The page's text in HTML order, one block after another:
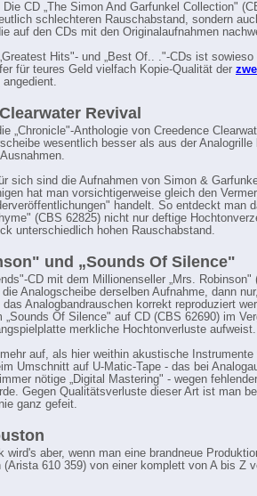
Die CD „The Simon And Garfunkel Collection"
schlechteren Rauschabstand, sondern
auf den CDs mit den Originalaufnahmen
Hits"- und „Best Of.. ."-CDs ist
für teures Geld vielfach Kopie-Qualität der
angedient.
Revival
„Chronicle"-Anthologie von Creedence
wesentlich besser als aus der Analogrille
sich sind die Aufnahmen von Simon &
hat man vorsichtigerweise gleich den
handelt. So entdeckt man
(CBS 62825) nicht nur deftige
unterschiedlich hohen Rauschabstand.
und „Sounds Of Silence"
CD mit dem Millionenseller „Mrs.
Analogscheibe derselben Aufnahme, dann
das Analogbandrauschen korrekt reproduziert
„Sounds Of Silence" auf CD (CBS 62690) im
merkliche Hochtonverluste aufweist.
auf, als hier weithin akustische
Umschnitt auf U-Matic-Tape - das bei
nötige „Digital Mastering" - wegen
Gegen Qualitätsverluste dieser Art ist man
ganz gefeit.
wird's aber, wenn man eine brandneue
(Arista 610 359) von einer komplett von A bis Z